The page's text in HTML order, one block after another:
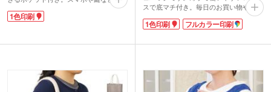
し入れもスムーズです。内側には仕切り
もあります。長めのハンドルで肩掛け
約10㎏もあるので、お買い得の重いお米
OPP個包装でコンパクト。手渡しやすく
ノベルティにおススメです。1色の名入
1色印刷
スで底マチ付き。毎日のお買い物やエコ
バッグにぴったりです。国際フェアトレ
ード認証ラベル付き。1色のシルク印刷
フェアトレードとは発展途上国の原料や
援する活動です。SDGs関連のキャンペ
ーン販促品やフェアトレード関連フード
1色印刷 フルカラー印刷